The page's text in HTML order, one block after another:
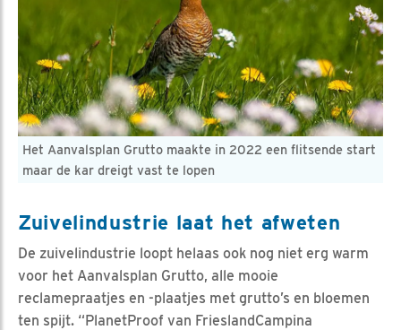
Het Aanvalsplan Grutto maakte in 2022 een flitsende start
maar de kar dreigt vast te lopen
Zuivelindustrie laat het afweten
De zuivelindustrie loopt helaas ook nog niet erg warm
voor het Aanvalsplan Grutto, alle mooie
reclamepraatjes en -plaatjes met grutto’s en bloemen
ten spijt. “PlanetProof van FrieslandCampina